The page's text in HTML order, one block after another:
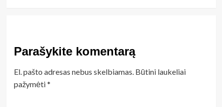
Parašykite komentarą
El. pašto adresas nebus skelbiamas. Būtini laukeliai
pažymėti*